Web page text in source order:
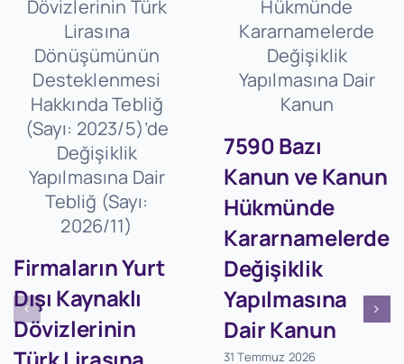
Firmaların Yurt
Dışı Kaynaklı
Dövizlerinin
7590 Bazı
Kanun ve Kanun
Hükmünde
Kararnamelerde
Değişiklik
Yapılmasına
Dair Kanun
31 Temmuz 2026